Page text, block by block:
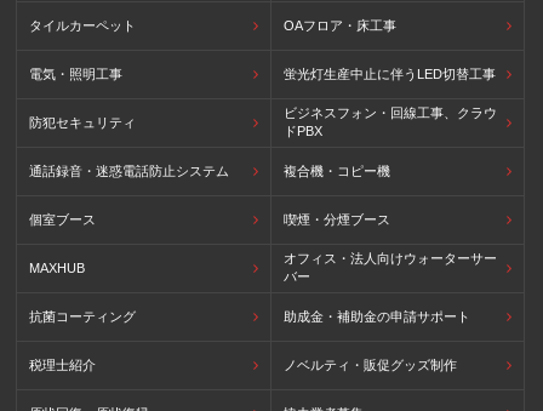
タイルカーペット OAフロア・床工事
電気・照明工事 蛍光灯生産中止に伴うLED切替工事
防犯セキュリティ
ビジネスフォン・回線工事、クラウ
ドPBX
通話録音・迷惑電話防止システム 複合機・コピー機
個室ブース 喫煙・分煙ブース
MAXHUB
オフィス・法人向けウォーターサー
バー
抗菌コーティング 助成金・補助金の申請サポート
税理士紹介 ノベルティ・販促グッズ制作